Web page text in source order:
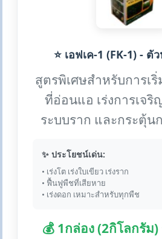
⭐ เอฟเค-1 (FK-1) - ตั
สูตรพิเศษสำหรับการ
ที่อ่อนแอ เร่งการเจริ
ระบบราก และกระตุ้น
✨ ประโยชน์เด่น:
• เร่งโต เร่งใบเขียว เร่งราก
• ฟื้นฟูพืชที่เสียหาย
• เร่งดอก เหมาะสำหรับทุกพืช
💰 1กล่อง (2กิโลกรัม